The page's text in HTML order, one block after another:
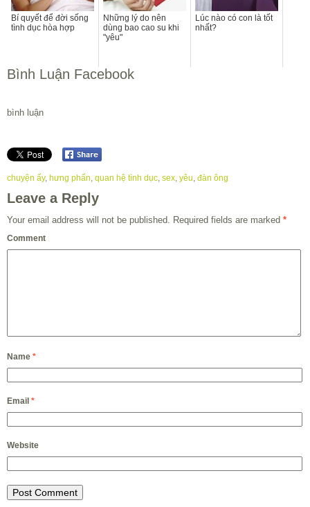
Bí quyết để đời sống
tình dục hòa hợp
Những lý do nên
dùng bao cao su khi
"yêu"
Lúc nào có con là tốt
nhất?
Bình Luận Facebook
bình luận
chuyện ấy, hưng phấn, quan hệ tình dục, sex, yêu, đàn ông
Leave a Reply
Your email address will not be published. Required fields are marked *
Comment
Name *
Email *
Website